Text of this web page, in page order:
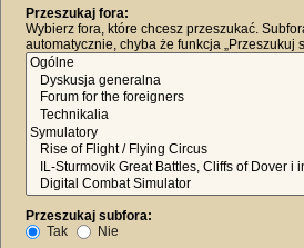
Przeszukaj fora:
Wybierz fora, które chcesz przeszukać.
automatycznie, chyba że funkcja „Przeszukuj
Przeszukaj subfora:
Tak
Nie